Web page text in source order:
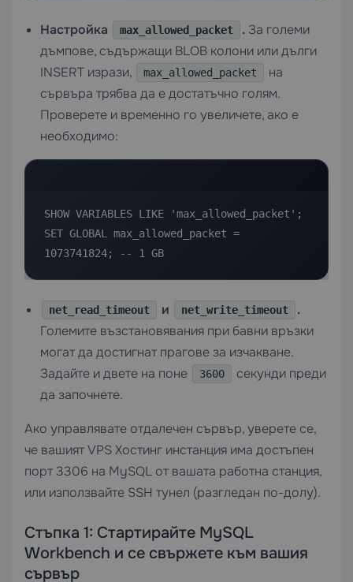
Настройка max_allowed_packet . За големи
дъмпове, съдържащи BLOB колони или дълги
INSERT изрази,
max_allowed_packet
на
сървъра трябва да е достатъчно голям.
Проверете и временно го увеличете, ако е
необходимо:
SHOW VARIABLES LIKE 'max_allowed_packet';
SET GLOBAL max_allowed_packet =
1073741824; -- 1 GB
net_read_timeout и net_write_timeout
.
Големите възстановявания при бавни връзки
могат да достигнат прагове за изчакване.
Задайте и двете на поне
3600
секунди преди
да започнете.
Ако управлявате отдалечен сървър, уверете се,
че вашиятVPS Хостинг инстанция има достъпен
порт 3306 на MySQL от вашата работна станция,
или използвайте SSH тунел (разгледан по-долу).
Стъпка 1: Стартирайте MySQL
Workbench и се свържете към вашия
сървър